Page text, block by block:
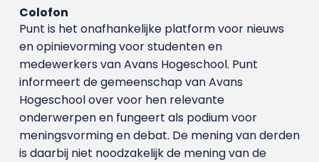
Colofon
Punt is het onafhankelijke platform voor nieuws
en opinievorming voor studenten en
medewerkers van Avans Hoge­school. Punt
informeert de gemeenschap van Avans
Hogeschool over voor hen relevante
onderwerpen en fungeert als podium voor
meningsvorming en debat. De mening van derden
is daarbij niet noodzakelijk de mening van de